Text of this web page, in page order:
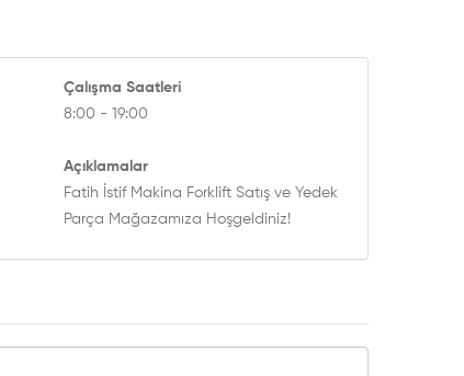
Çalışma Saatleri
8:00 - 19:00
Açıklamalar
Fatih İstif Makina Forklift Satış ve Yedek
Parça Mağazamıza Hoşgeldiniz!